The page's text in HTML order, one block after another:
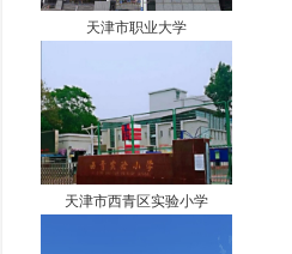
天津市职业大学
天津市西青区实验小学